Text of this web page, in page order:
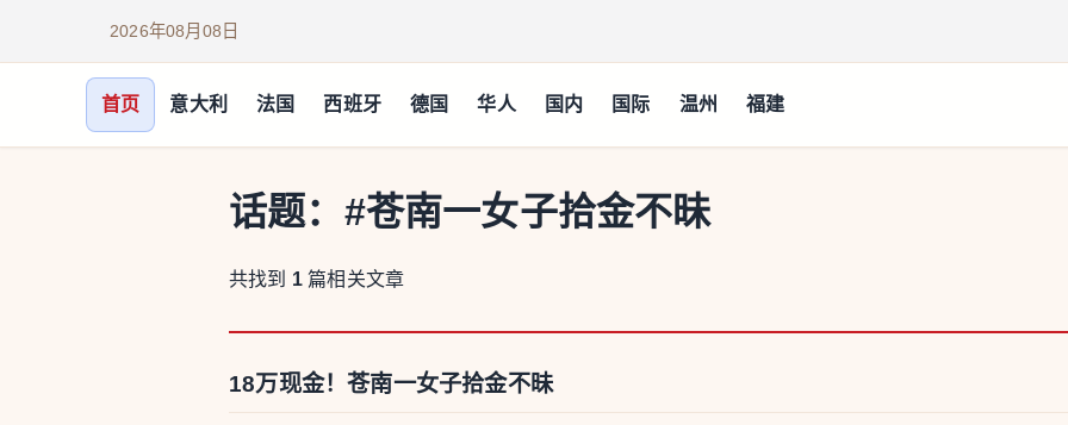
2026年08月08日
首页 意大利 法国 西班牙 德国 华人 国内 国际 温州 福建
话题： #苍南一女子拾金不昧
共找到 1 篇相关文章
18万现金！苍南一女子拾金不昧